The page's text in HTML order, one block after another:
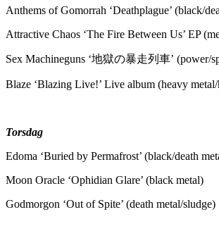
Anthems of Gomorrah ‘Deathplague’ (black/
Attractive Chaos ‘The Fire Between Us’ EP
Sex Machineguns ‘地獄の暴走列車’ (power/
Blaze ‘Blazing Live!’ Live album (heavy
Torsdag
Edoma ‘Buried by Permafrost’ (black/death
Moon Oracle ‘Ophidian Glare’ (black metal)
Godmorgon ‘Out of Spite’ (death metal/sludge)